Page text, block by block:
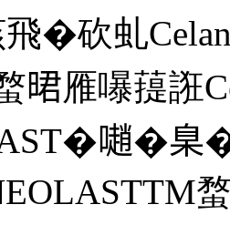
�砍虬
𣇉雁嚗䔶